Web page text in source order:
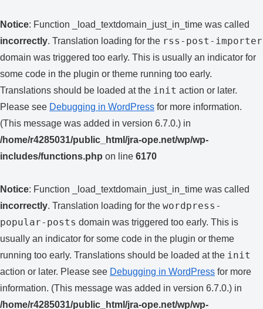
Notice: Function _load_textdomain_just_in_time was called
incorrectly. Translation loading for the rss-post-importer
domain was triggered too early. This is usually an indicator for
some code in the plugin or theme running too early.
Translations should be loaded at the init action or later.
Please see Debugging in WordPress for more information.
(This message was added in version 6.7.0.) in
/home/r4285031/public_html/jra-ope.net/wp/wp-
includes/functions.php on line 6170
Notice: Function _load_textdomain_just_in_time was called
incorrectly. Translation loading for the wordpress-
popular-posts domain was triggered too early. This is
usually an indicator for some code in the plugin or theme
running too early. Translations should be loaded at the init
action or later. Please see Debugging in WordPress for more
information. (This message was added in version 6.7.0.) in
/home/r4285031/public_html/jra-ope.net/wp/wp-